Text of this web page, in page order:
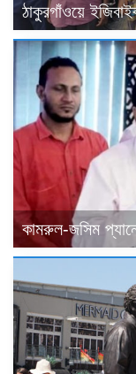
ঠাকুরগাঁওয়ে
কামরুল-জসিম